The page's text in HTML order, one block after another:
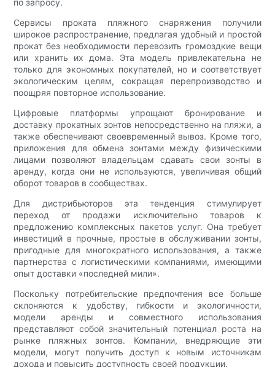
по запросу.
Сервисы проката пляжного снаряжения получили
широкое распространение, предлагая удобный и простой
прокат без необходимости перевозить громоздкие вещи
или хранить их дома. Эта модель привлекательна не
только для экономных покупателей, но и соответствует
экологическим целям, сокращая перепроизводство и
поощряя повторное использование.
Цифровые платформы упрощают бронирование и
доставку прокатных зонтов непосредственно на пляжи, а
также обеспечивают своевременный вывоз. Кроме того,
приложения для обмена зонтами между физическими
лицами позволяют владельцам сдавать свои зонты в
аренду, когда они не используются, увеличивая общий
оборот товаров в сообществах.
Для дистрибьюторов эта тенденция стимулирует
переход от продажи исключительно товаров к
предложению комплексных пакетов услуг. Она требует
инвестиций в прочные, простые в обслуживании зонты,
пригодные для многократного использования, а также
партнерства с логистическими компаниями, имеющими
опыт доставки «последней мили».
Поскольку потребительские предпочтения все больше
склоняются к удобству, гибкости и экологичности,
модели аренды и совместного использования
представляют собой значительный потенциал роста на
рынке пляжных зонтов. Компании, внедряющие эти
модели, могут получить доступ к новым источникам
дохода и повысить доступность своей продукции.